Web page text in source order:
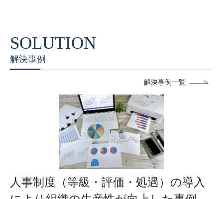
解決事例
解決事例一覧
人事制度（等級・評価・処遇）の導入